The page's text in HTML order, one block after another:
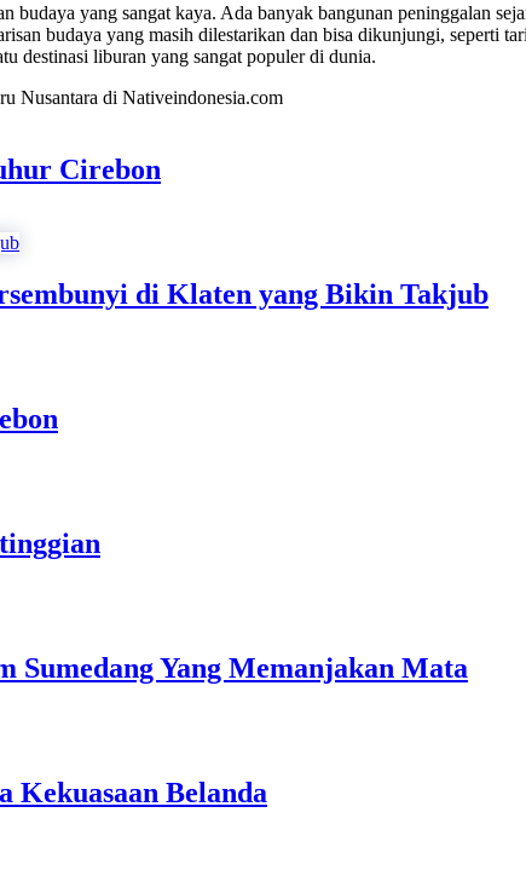
yang sangat kaya. Ada banyak bangunan peninggalan
budaya yang masih dilestarikan dan bisa dikunjungi, seperti
destinasi liburan yang sangat populer di dunia.
Nusantara di Nativeindonesia.com
Cirebon
di Klaten yang Bikin Takjub
Sumedang Yang Memanjakan Mata
Kekuasaan Belanda